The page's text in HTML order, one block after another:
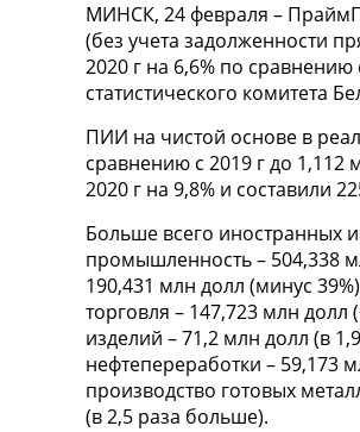
МИНСК, 24 февраля –
(без учета задолженности
2020 г на 6,6% по
статистического комитета
ПИИ на чистой основе в
сравнению с 2019 г до
2020 г на 9,8% и составили
Больше всего иностранных
промышленность – 504,338
190,431 млн долл (минус
торговля – 147,723 млн долл
изделий – 71,2 млн долл (в
нефтепереработки – 59,173
производство готовых
(в 2,5 раза больше).